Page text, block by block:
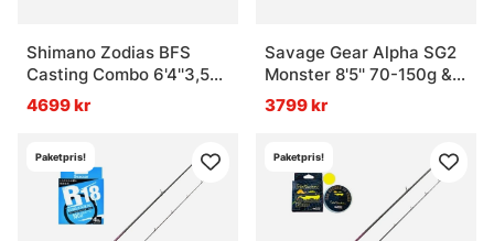
Shimano Zodias BFS
Casting Combo 6'4''3,5-
10g
4699 kr
Savage Gear Alpha SG2
Monster 8'5'' 70-150g &
Abu Garcia Beast Combo
3799 kr
Paketpris! Paketpris!